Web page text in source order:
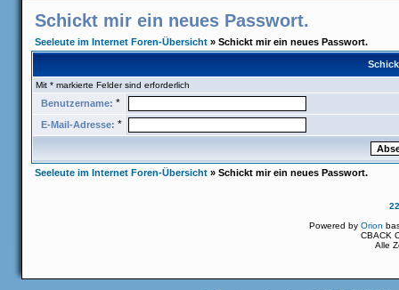
Schickt mir ein neues Passwort.
Seeleute im Internet Foren-Übersicht » Schickt mir ein neues Passwort.
Mit * markierte Felder sind erforderlich
Benutzername: *
E-Mail-Adresse: *
Seeleute im Internet Foren-Übersicht » Schickt mir ein neues Passwort.
Powered byOrion
CBACK
Alle